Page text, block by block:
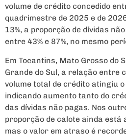
volume de crédito concedido
quadrimestre de 2025 e de
13%, a proporção de dívidas
entre 43% e 87%, no mesmo
Em Tocantins, Mato Grosso do
Grande do Sul, a relação entre
volume total de crédito atingiu
indicando aumento tanto do
das dívidas não pagas. Nos
proporção de calote ainda está
mas o valor em atraso é